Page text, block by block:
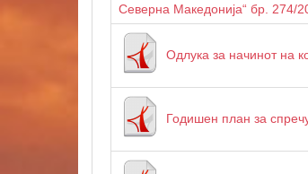
Северна Македонија“ бр. 274/
Одлука за начинот на
Годишен план за